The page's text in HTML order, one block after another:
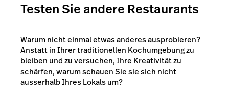
Testen Sie andere Restaurants
Warum nicht einmal etwas anderes ausprobieren?
Anstatt in Ihrer traditionellen Kochumgebung zu
bleiben und zu versuchen, Ihre Kreativität zu
schärfen, warum schauen Sie sie sich nicht
ausserhalb Ihres Lokals um?